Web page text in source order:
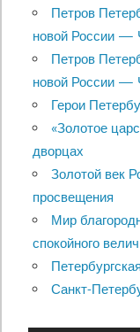
Петров
новой России —
Петров
новой России —
Герои
«Золотое
дворцах
Золотой век
просвещения
Мир
спокойного
Санкт-